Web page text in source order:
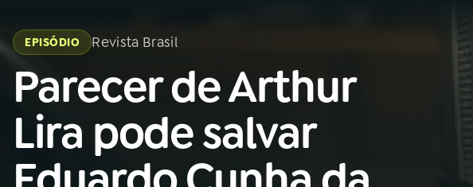
Buscar
na
Rádio
Nacional
AO VIVO
01 INÍCIO
na
Rádio
EPISÓDIO Revista Brasil
Parecer de Arthur
Lira pode salvar